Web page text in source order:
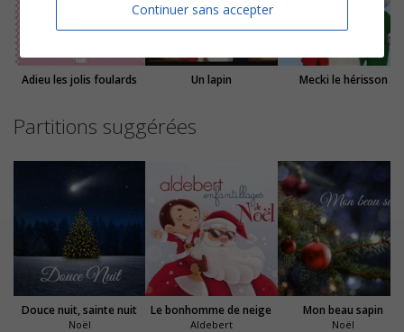
Adieu les jolis foulards Un lapin Mecki le hérisson
Partitions suggérées
Douce nuit, sainte nuit
Noël
Le bonhomme de neige
Aldebert
Mon beau sapin
Noël
Continuer sans accepter